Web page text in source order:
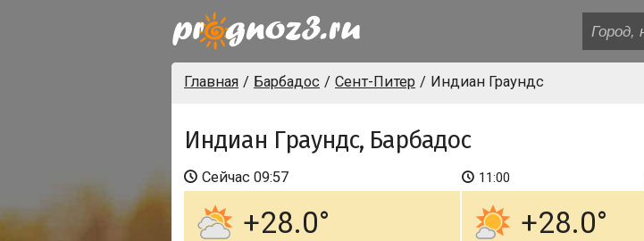
Главная Барбадос Сент-Питер Индиан Граундс
Индиан Граундс, Барбадос
Сейчас 09:57
+28.0
11:00
+28.0